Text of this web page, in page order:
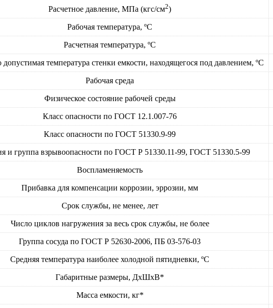
Расчетное давление, МПа (кгс/см2)
Рабочая температура, ºС
Расчетная температура, ºС
температура стенки емкости, находящегося под давлением, ºС
Рабочая среда
Физическое состояние рабочей среды
Класс опасности по ГОСТ 12.1.007-76
Класс опасности по ГОСТ 51330.9-99
и группа взрывоопасности по ГОСТ Р 51330.11-99, ГОСТ 51330.5-99
Воспламеняемость
Прибавка для компенсации коррозии, эррозии, мм
Срок службы, не менее, лет
Число циклов нагружения за весь срок службы, не более
Группа сосуда по ГОСТ Р 52630-2006, ПБ 03-576-03
Средняя температура наиболее холодной пятидневки, ºС
Габаритные размеры, ДхШхВ*
Масса емкости, кг*